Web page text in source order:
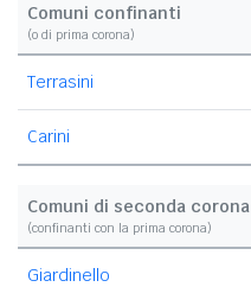
Comuni confinanti
(o di prima corona)
Terrasini
Carini
Comuni di seconda corona
(confinanti con la prima corona)
Giardinello